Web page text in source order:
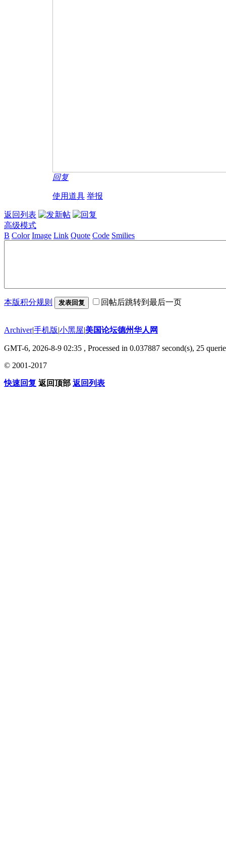
回复
使用道具 举报
返回列表
高级模式
B Color Image Link Quote Code Smilies
本版积分规则 发表回复 回帖后跳转到最后一页
Archiver|手机版|小黑屋|美国论坛德州华人网
GMT-6, 2026-8-9 02:35 , Processed in 0.037887 second(s), 25
© 2001-2017
快速回复 返回顶部 返回列表